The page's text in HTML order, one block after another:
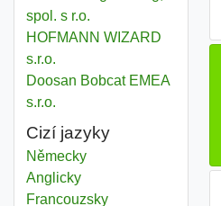
spol. s r.o.
HOFMANN WIZARD
s.r.o.
Doosan Bobcat EMEA
s.r.o.
Cizí jazyky
Německy
Anglicky
Francouzsky